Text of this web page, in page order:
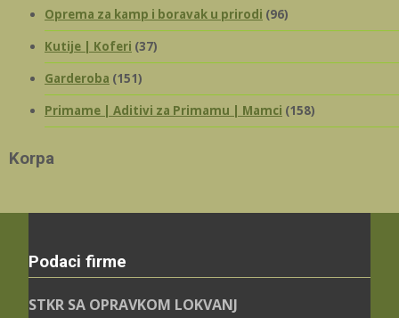
Oprema za kamp i boravak u prirodi (96)
Kutije | Koferi (37)
Garderoba (151)
Primame | Aditivi za Primamu | Mamci (158)
Korpa
Podaci firme
STKR SA OPRAVKOM LOKVANJ